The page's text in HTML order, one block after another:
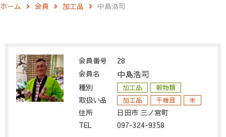
ホーム 会員 加工品 中島浩司
会員番号
28
会員名
中島浩司
種別 加工品 穀物類
取扱い品 加工品 干椎茸 米
住所
日田市 三ノ宮町
TEL
097-324-9358